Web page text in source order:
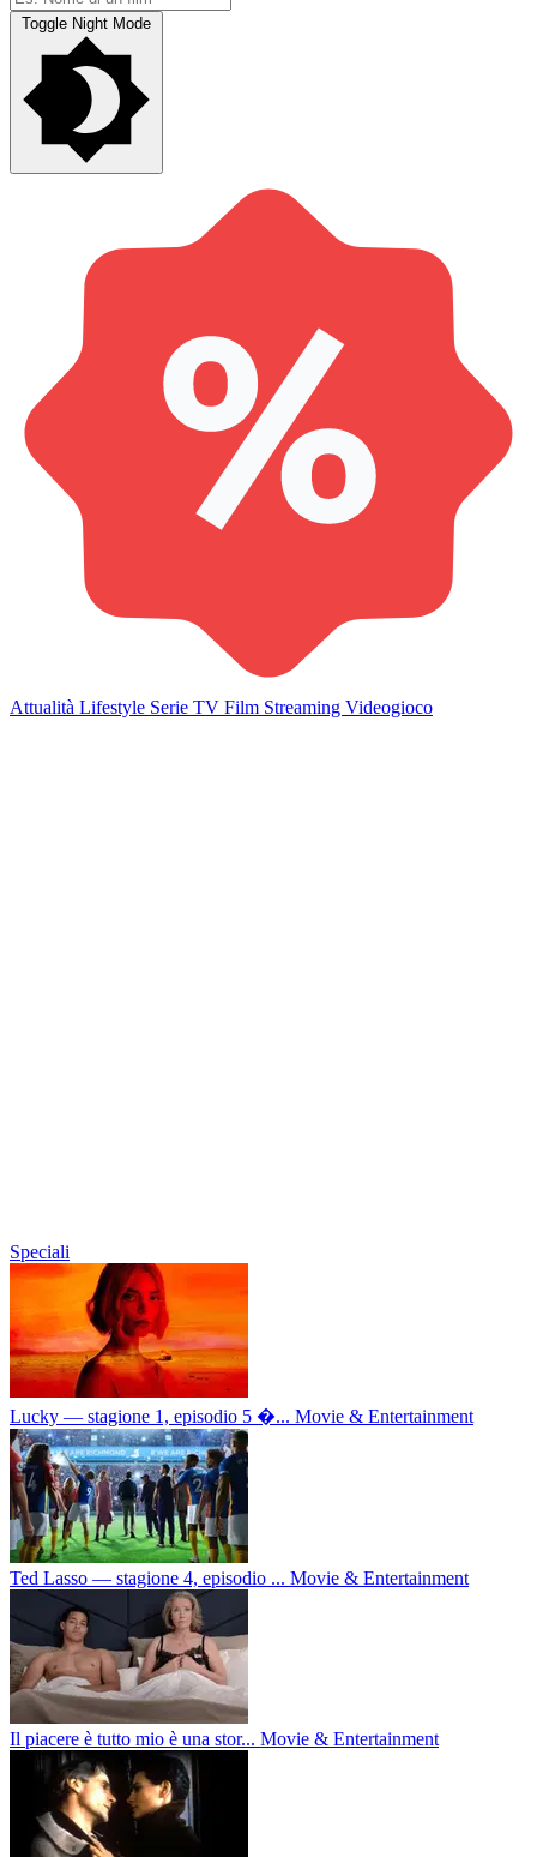
Toggle Night Mode
Attualità Lifestyle Serie TV Film Streaming Videogioco
Speciali
Lucky — stagione 1, episodio 5 �... Movie & Entertainment
Ted Lasso — stagione 4, episodio ... Movie & Entertainment
Il piacere è tutto mio è una stor... Movie & Entertainment